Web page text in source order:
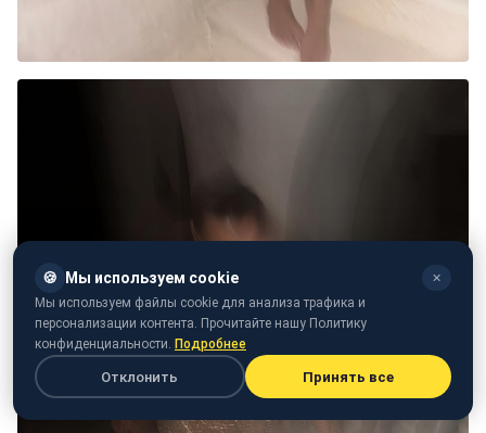
🍪 Мы используем cookie ✕
Мы используем файлы cookie для анализа трафика и
персонализации контента. Прочитайте нашу Политику
конфиденциальности. Подробнее
Отклонить Принять все